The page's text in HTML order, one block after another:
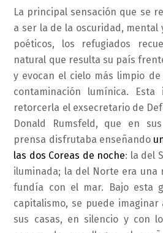
La principal sensación que se
a ser la de la oscuridad, mental
poéticos, los refugiados
natural que resulta su país
y evocan el cielo más limpio
contaminación lumínica.
retorcerla el exsecretario de
Donald Rumsfeld, que en
prensa disfrutaba enseñando
las dos Coreas de noche: la del
iluminada; la del Norte era una
fundía con el mar. Bajo esta
capitalismo, se puede
sus casas, en silencio y con